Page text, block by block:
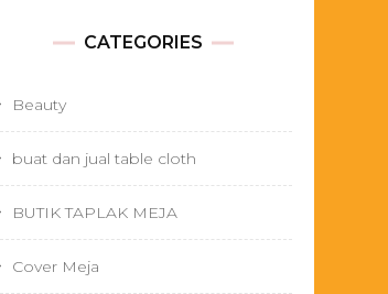
CATEGORIES
Beauty
buat dan jual table cloth
BUTIK TAPLAK MEJA
Cover Meja